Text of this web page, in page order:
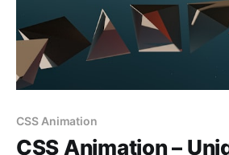
CSS Animation
CSS Animation –